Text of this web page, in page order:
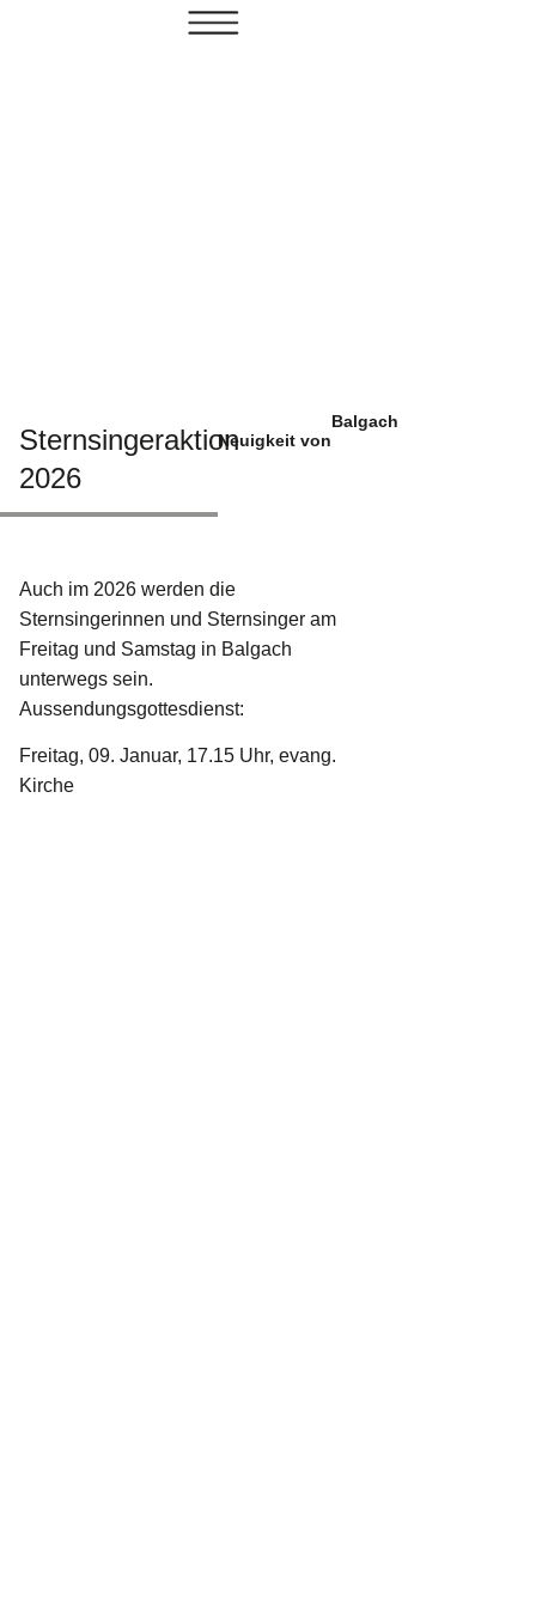
Sternsingeraktion
2026
Neuigkeit von
Balgach
Auch im 2026 werden die
Sternsingerinnen und Sternsinger am
Freitag und Samstag in Balgach
unterwegs sein.
Aussendungsgottesdienst:
Freitag, 09. Januar, 17.15 Uhr, evang.
Kirche